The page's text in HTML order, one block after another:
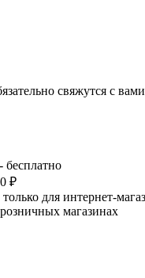
свяжутся с
бесплатно
₽
для интернет-
магазинах